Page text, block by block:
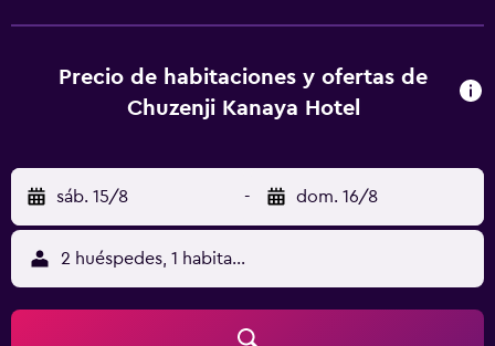
Nikko ofrece acceso a Internet por cable y wifi gratis. Se
ofrece servicio de limpieza todos los días y es posible
abajo en las instalaciones o cerca del alojamiento (es
posible que se aplique un recargo).
Precio de habitaciones y ofertas de
Chuzenji Kanaya Hotel
sáb. 15/8 - dom. 16/8
2 huéspedes, 1 habitación